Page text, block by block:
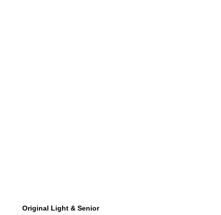
Original Light & Senior